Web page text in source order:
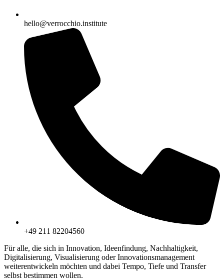
hello@verrocchio.institute
+49 211 82204560
Für alle, die sich in Innovation, Ideenfindung, Nachhaltigkeit,
Digitalisierung, Visualisierung oder Innovationsmanagement
weiterentwickeln möchten und dabei Tempo, Tiefe und Transfer
selbst bestimmen wollen.